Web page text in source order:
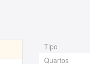
Tipo
Quartos